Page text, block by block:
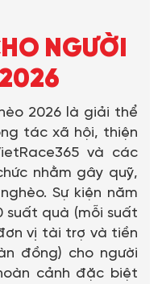
NGƯỜI
2026 là giải thể
tác xã hội, thiện
và các
nhằm gây quỹ,
Sự kiện năm
suất quà (mỗi suất
vị tài trợ và tiền
đồng) cho người
cảnh đặc biệt